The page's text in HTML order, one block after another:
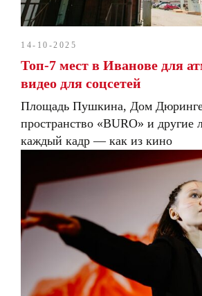
14-10-2025
Топ-7 мест в Иванове для
видео для соцсетей
Площадь Пушкина, Дом
пространство «BURO» и другие
каждый кадр — как из кино